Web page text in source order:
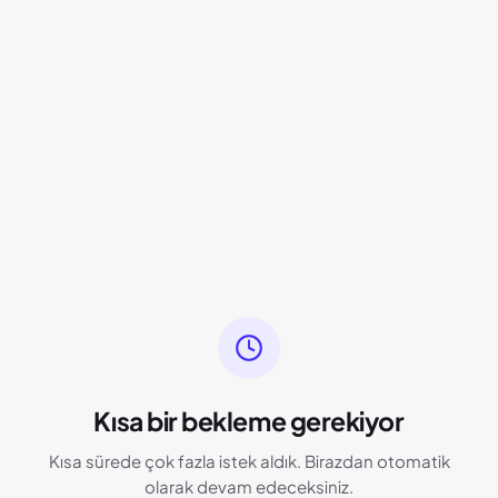
Kısa bir bekleme gerekiyor
Kısa sürede çok fazla istek aldık. Birazdan otomatik
olarak devam edeceksiniz.